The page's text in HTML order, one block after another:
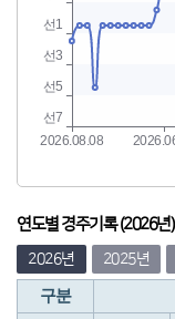
연도별 경주기록 (2026년)
2026년 2025년
구분